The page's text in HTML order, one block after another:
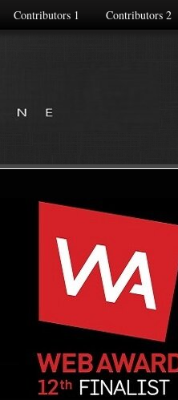
Contributors 1 Contributors 2